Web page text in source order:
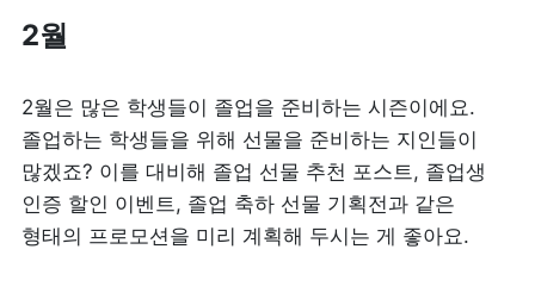
2월
2월은 많은 학생들이 졸업을 준비하는 시즌이에요.
졸업하는 학생들을 위해 선물을 준비하는 지인들이
많겠죠? 이를 대비해 졸업 선물 추천 포스트, 졸업생
인증 할인 이벤트, 졸업 축하 선물 기획전과 같은
형태의 프로모션을 미리 계획해 두시는 게 좋아요.